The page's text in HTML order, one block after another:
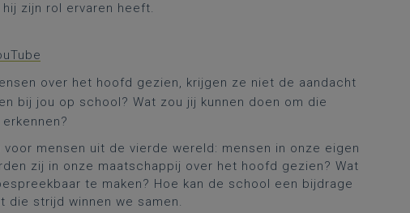
zijn rol ervaren heeft.
over het hoofd gezien, krijgen ze niet de aandacht
bij jou op school? Wat zou jij kunnen doen om die
mensen uit de vierde wereld: mensen in onze eigen
zij in onze maatschappij over het hoofd gezien? Wat
te maken? Hoe kan de school een bijdrage
die strijd winnen we samen.